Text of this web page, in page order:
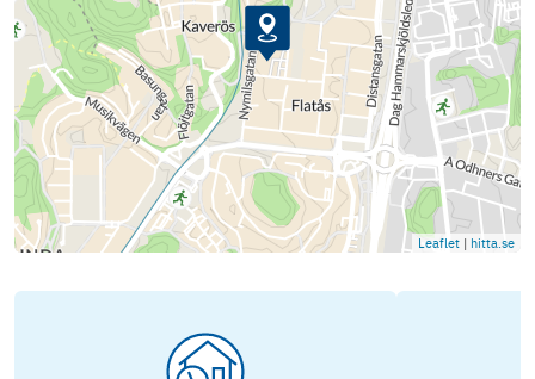
Leaflet | hitta.se